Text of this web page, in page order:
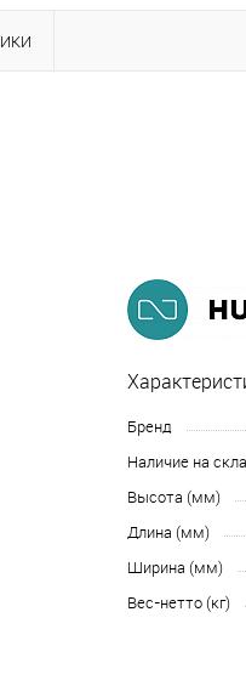
Бренд
Наличие на
Высота (мм)
Длина (мм)
Ширина (мм)
Вес-нетто (кг)